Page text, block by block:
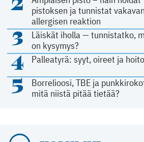
pistoksen ja tunnistat vakavan
allergisen reaktion
3
Läiskät iholla — tunnistatko,
on kysymys?
4 Palleatyrä: syyt, oireet ja hoito
5
Borrelioosi, TBE ja
mitä niistä pitää tietää?